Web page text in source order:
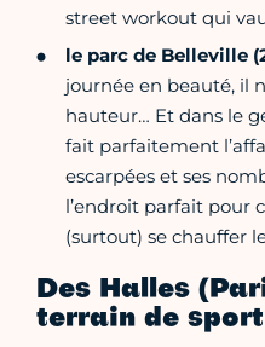
street workout qui
le parc de Belleville
journée en beauté, il
hauteur… Et dans le
fait parfaitement
escarpées et ses
l’endroit parfait pour
(surtout) se chauffer
Des Halles
terrain de